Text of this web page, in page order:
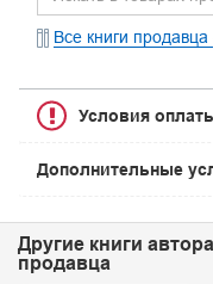
Все книги продавца
Условия
Дополнительные
Другие книги
продавца